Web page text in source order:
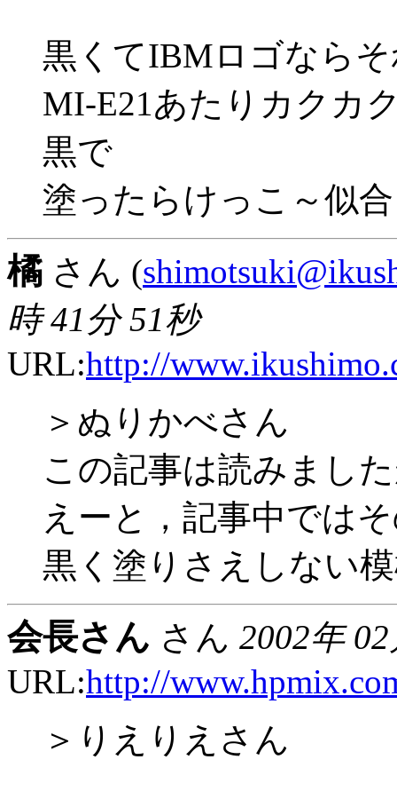
黒くてIBMロゴなら
MI-E21あたりカクカ
黒で
塗ったらけっこ～似
橘 さん (
時 41分 51秒
URL:http://
＞ぬりかべさん
この記事は読みまし
えーと，記事中では
黒く塗りさえしない
会長さん さん 2002年
URL:http://
＞りえりえさん